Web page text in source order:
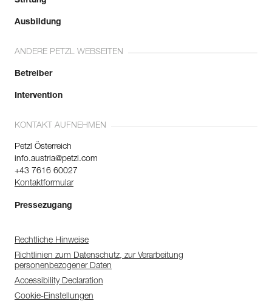
Ausbildung
ANDERE PETZL WEBSEITEN
Betreiber
Intervention
KONTAKT AUFNEHMEN
Petzl Österreich
info.austria@petzl.com
+43 7616 60027
Kontaktformular
Pressezugang
Rechtliche Hinweise
Richtlinien zum Datenschutz, zur Verarbeitung
personenbezogener Daten
Accessibility Declaration
Cookie-Einstellungen